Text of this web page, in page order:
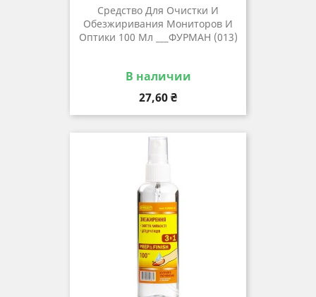
Средство Для Очистки И
Обезжиривания Мониторов И
Оптики 100 Мл ___ФУРМАН (013)
В наличии
Цена
27,60 ₴